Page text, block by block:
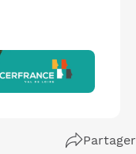
Partager